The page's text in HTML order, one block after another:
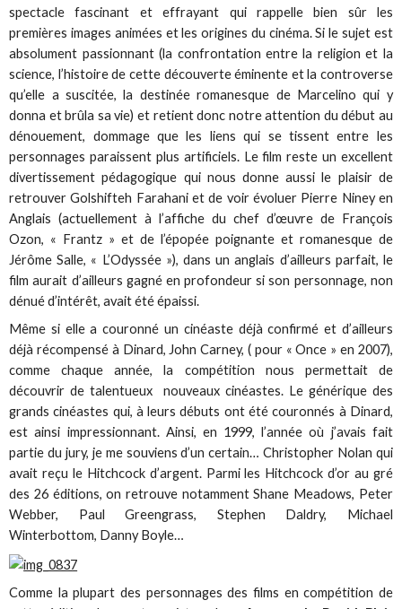
spectacle fascinant et effrayant qui rappelle bien sûr les
premières images animées et les origines du cinéma. Si le sujet est
absolument passionnant (la confrontation entre la religion et la
science, l’histoire de cette découverte éminente et la controverse
qu’elle a suscitée, la destinée romanesque de Marcelino qui y
donna et brûla sa vie) et retient donc notre attention du début au
dénouement, dommage que les liens qui se tissent entre les
personnages paraissent plus artificiels. Le film reste un excellent
divertissement pédagogique qui nous donne aussi le plaisir de
retrouver Golshifteh Farahani et de voir évoluer Pierre Niney en
Anglais (actuellement à l’affiche du chef d’œuvre de François
Ozon, « Frantz » et de l’épopée poignante et romanesque de
Jérôme Salle, « L’Odyssée »), dans un anglais d’ailleurs parfait, le
film aurait d’ailleurs gagné en profondeur si son personnage, non
dénué d’intérêt, avait été épaissi.
Même si elle a couronné un cinéaste déjà confirmé et d’ailleurs
déjà récompensé à Dinard, John Carney, ( pour « Once » en 2007),
comme chaque année, la compétition nous permettait de
découvrir de talentueux nouveaux cinéastes. Le générique des
grands cinéastes qui, à leurs débuts ont été couronnés à Dinard,
est ainsi impressionnant. Ainsi, en 1999, l’année où j’avais fait
partie du jury, je me souviens d’un certain… Christopher Nolan qui
avait reçu le Hitchcock d’argent. Parmi les Hitchcock d’or au gré
des 26 éditions, on retrouve notamment Shane Meadows, Peter
Webber, Paul Greengrass, Stephen Daldry, Michael
Winterbottom, Danny Boyle…
Comme la plupart des personnages des films en compétition de